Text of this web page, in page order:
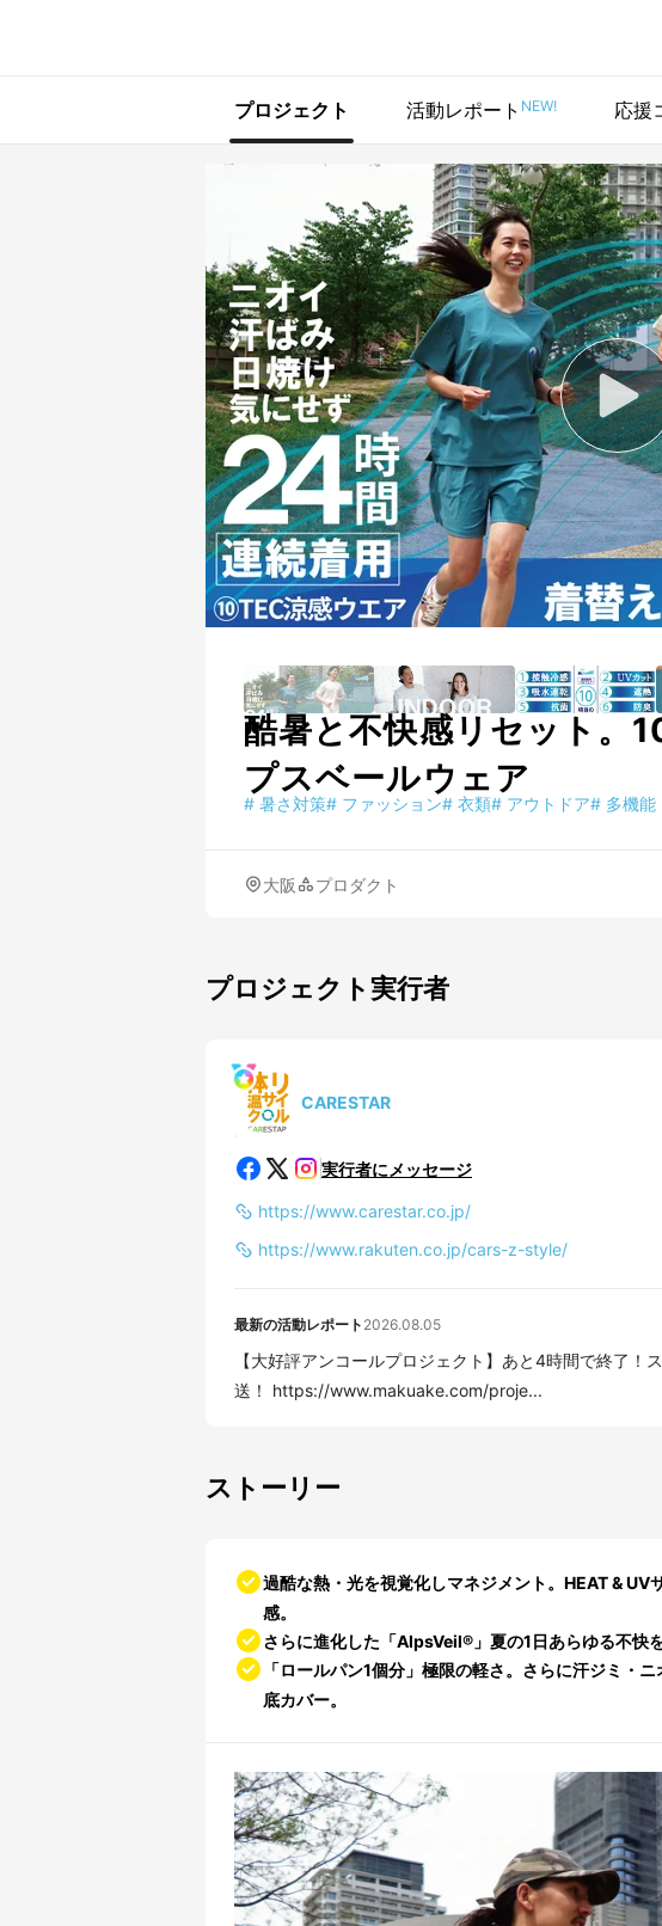
プロジェクト 活動レポート NEW! 応援
酷暑と不快感リセット。
プスベールウェア
# 暑さ対策# ファッション# 衣類# アウトドア# 多機能
大阪 プロダクト
プロジェクト実行者
CARESTAR
実行者にメッセージ
https://www.carestar.co.jp/
https://www.rakuten.co.jp/cars-z-style/
最新の活動レポート 2026.08.05
【大好評アンコールプロジェクト】あと4時間で終了！
送！ https://www.makuake.com/proje...
ストーリー
過酷な熱・光を視覚化しマネジメント。HEAT & UV
感。
さらに進化した「AlpsVeil®」夏の1日あらゆる不快
「ロールパン1個分」極限の軽さ。さらに汗ジミ・
底カバー。